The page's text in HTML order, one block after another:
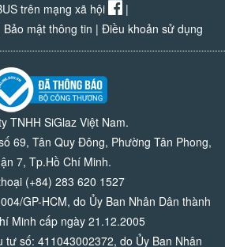
trên mạng xã hội
|
Bảo mật thông tin | Điều khoản sử dụng
TNHH SiGlaz Việt Nam.
69, Tân Quy Đông, Phường Tân Phong,
7, Tp.Hồ Chí Minh.
(+84) 283 620 1527
GP-HCM, do Ủy Ban Nhân Dân thành
Minh cấp ngày 21.12.2005
tư số: 411043002372, do Ủy Ban Nhân